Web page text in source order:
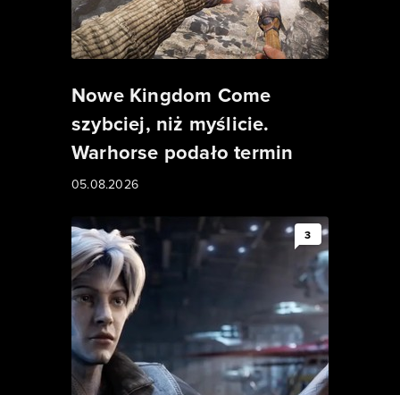
Nowe Kingdom Come
szybciej, niż myślicie.
Warhorse podało termin
05.08.2026
3